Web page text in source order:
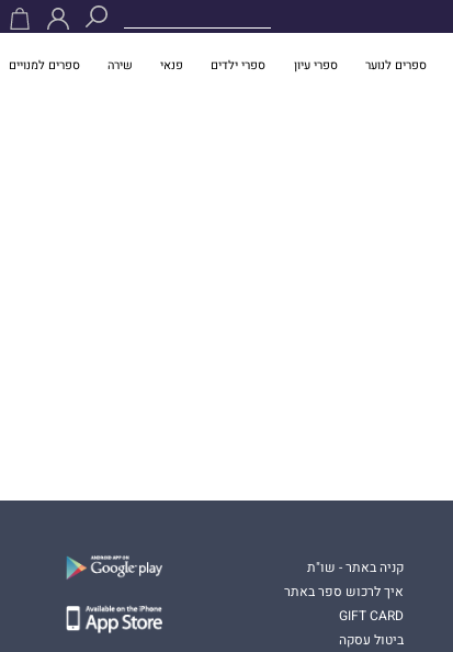
ספרים לנוער ספרי עיון ספרי ילדים פנאי שירה ספרים למנויים
קניה באתר - שו"ת
איך לרכוש ספר באתר
GIFT CARD
ביטול עסקה